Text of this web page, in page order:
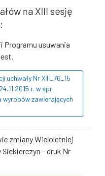
na XIII sesję
Programu usuwania
uchwały Nr XIII_76_15
r. w spr.
wyrobów zawierających
zmiany Wieloletniej
– druk Nr